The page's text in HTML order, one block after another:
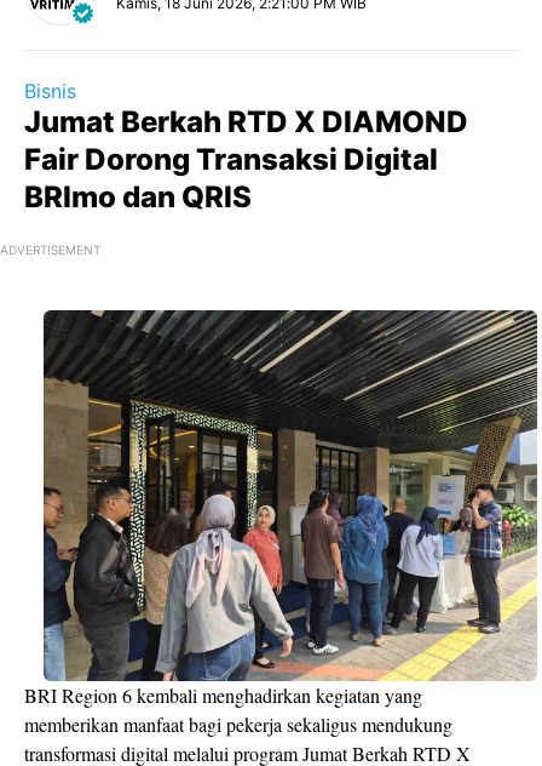
Bisnis
Jumat Berkah RTD X DIAMOND
Fair Dorong Transaksi Digital
BRImo dan QRIS
ADVERTISEMENT
BRI Region 6 kembali menghadirkan kegiatan yang
memberikan manfaat bagi pekerja sekaligus mendukung
transformasi digital melalui program Jumat Berkah RTD X